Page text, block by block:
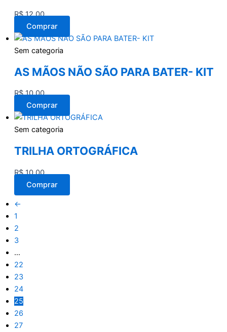
R$12,00
Comprar
Sem categoria
AS MÃOS NÃO SÃO PARA BATER- KIT
R$10,00
Comprar
Sem categoria
TRILHA ORTOGRÁFICA
R$10,00
Comprar
←
1
2
3
…
22
23
24
25
26
27